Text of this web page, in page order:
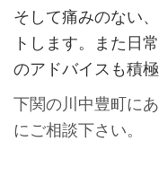
そして痛みのない
トします。また日
のアドバイスも積
下関の川中豊町に
にご相談下さい。